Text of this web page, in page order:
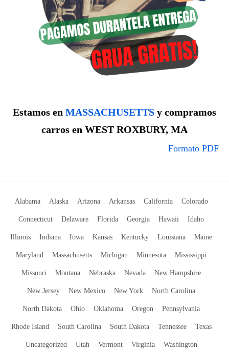
Estamos en MASSACHUSETTS y compramos
carros en WEST ROXBURY, MA
Formato PDF
Alabama Alaska Arizona Arkansas California Colorado
Connecticut Delaware Florida Georgia Hawaii Idaho
Illinois Indiana Iowa Kansas Kentucky Louisiana Maine
Maryland Massachusetts Michigan Minnesota Mississippi
Missouri Montana Nebraska Nevada New Hampshire
New Jersey New Mexico New York North Carolina
North Dakota Ohio Oklahoma Oregon Pennsylvania
Rhode Island South Carolina South Dakota Tennessee Texas
Uncategorized Utah Vermont Virginia Washington